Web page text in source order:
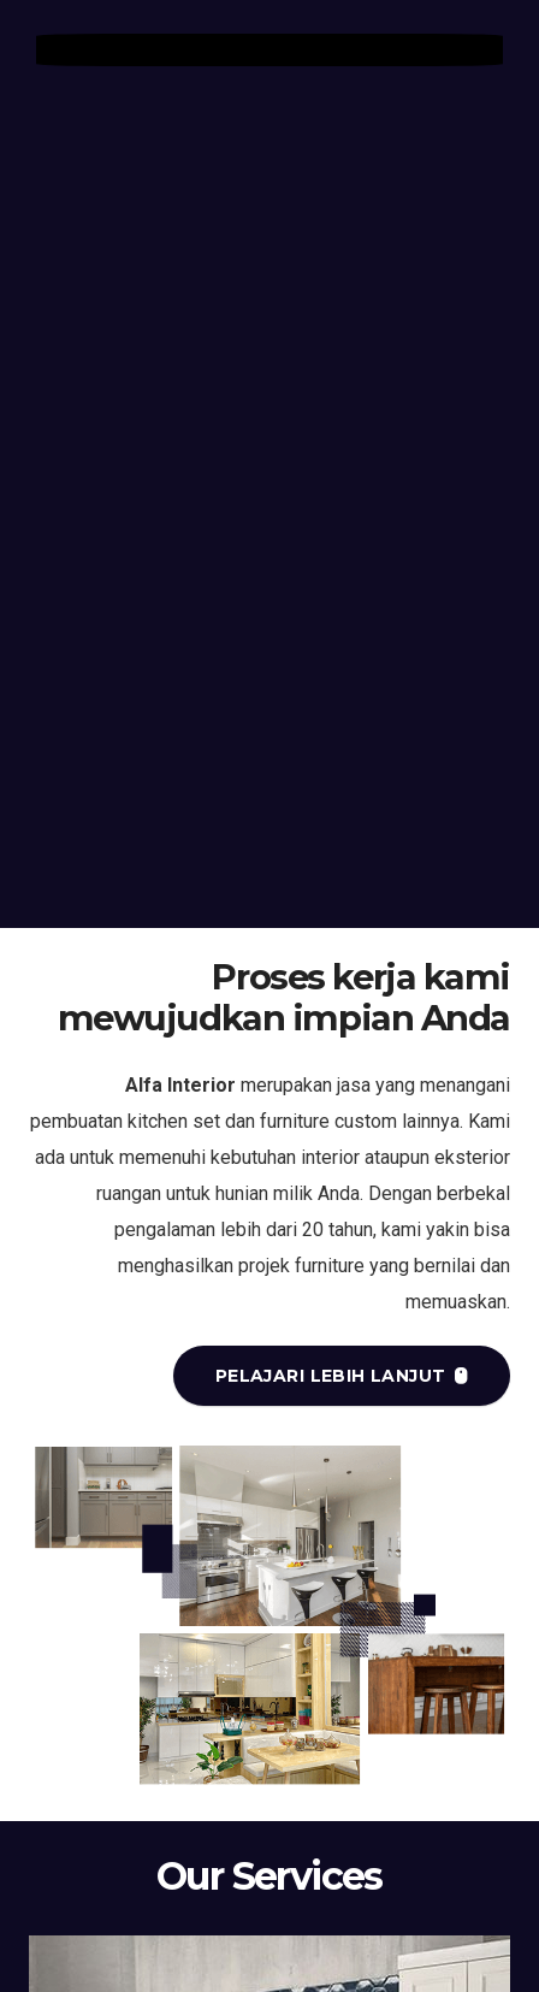
Proses kerja kami
mewujudkan impian Anda
Alfa Interior merupakan jasa yang menangani
pembuatan kitchen set dan furniture custom lainnya. Kami
ada untuk memenuhi kebutuhan interior ataupun eksterior
ruangan untuk hunian milik Anda. Dengan berbekal
pengalaman lebih dari 20 tahun, kami yakin bisa
menghasilkan projek furniture yang bernilai dan
memuaskan.
PELAJARI LEBIH LANJUT
Our Services